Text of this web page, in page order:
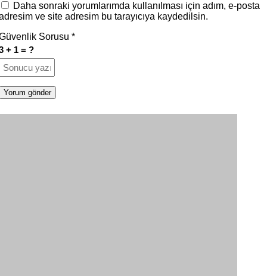
Daha sonraki yorumlarımda kullanılması için adım, e-posta
ve site adresim bu tarayıcıya kaydedilsin.
Sorusu *
+ 1 = ?